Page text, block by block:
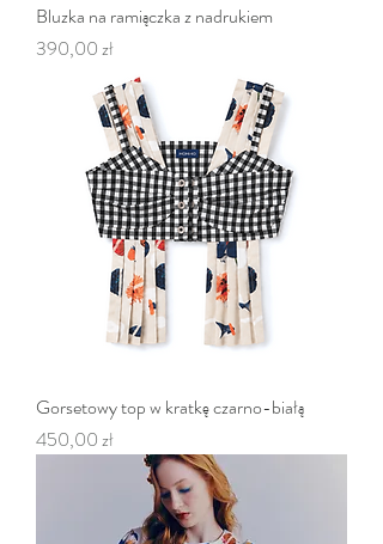
Bluzka na ramiączka z nadrukiem
Cena
390,00 zł
Gorsetowy top w kratkę czarno-białą
Cena
450,00 zł